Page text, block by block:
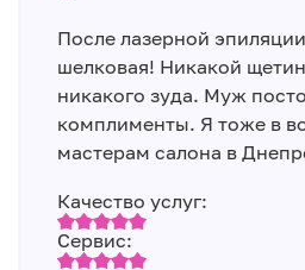
После лазерной
шелковая! Никакой
никакого зуда. Муж
комплименты. Я тоже в
мастерам салона в
Качество услуг:
Сервис: